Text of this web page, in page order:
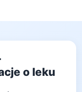
o leku